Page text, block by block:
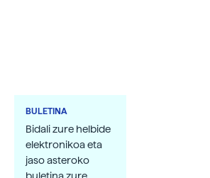
BULETINA
Bidali zure helbide
elektronikoa eta
jaso asteroko